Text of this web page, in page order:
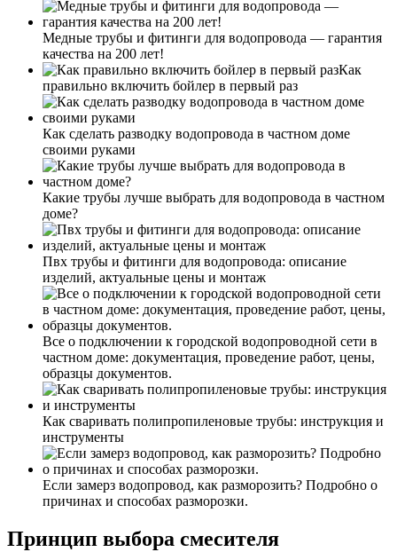
Медные трубы и фитинги для водопровода — гарантия
качества на 200 лет!
Как
правильно включить бойлер в первый раз
Как сделать разводку водопровода в частном доме
своими руками
Какие трубы лучше выбрать для водопровода в частном
доме?
Пвх трубы и фитинги для водопровода: описание
изделий, актуальные цены и монтаж
Все о подключении к городской водопроводной сети в
частном доме: документация, проведение работ, цены,
образцы документов.
Как сваривать полипропиленовые трубы: инструкция и
инструменты
Если замерз водопровод, как разморозить? Подробно о
причинах и способах разморозки.
Принцип выбора смесителя